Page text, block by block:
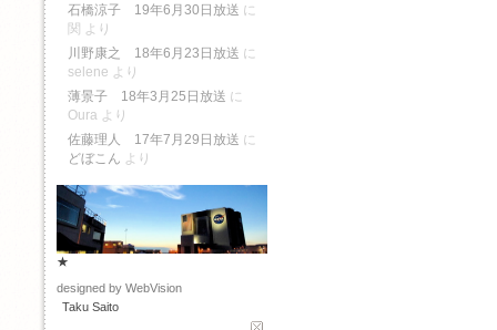
石橋涼子 19年6月30日放送 に
関 より
川野康之 18年6月23日放送 に
selene より
薄景子 18年3月25日放送 に
Oura より
佐藤理人 17年7月29日放送 に
どぼこん より
★
designed by WebVision
Taku Saito